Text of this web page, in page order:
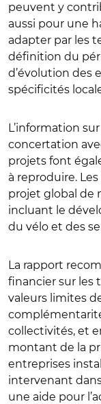
peuvent y
aussi pour une
adapter par les
définition du
d’évolution des
spécificités
L’information
concertation
projets font
à reproduire.
projet global de
incluant le
du vélo et des
La rapport
financier sur les
valeurs limites
collectivités, et
montant de la
entreprises
intervenant dans
une aide pour